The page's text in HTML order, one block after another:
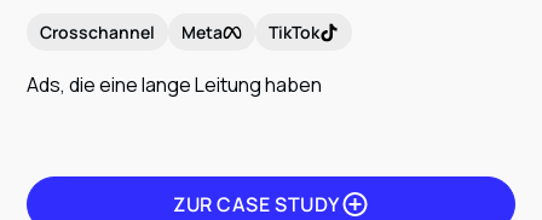
Crosschannel Meta TikTok
Ads, die eine lange Leitung haben
ZUR CASE STUDY